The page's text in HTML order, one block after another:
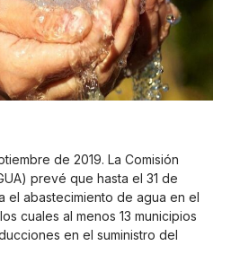
de 2019. La Comisión
prevé que hasta el 31 de
el abastecimiento de agua en el
cuales al menos 13 municipios
en el suministro del